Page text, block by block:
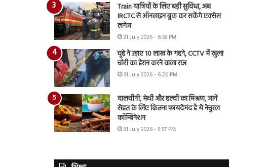
Train यात्रियों के लिए बड़ी सुविधा, अब
IRCTC से ऑनलाइन बुक कर सकेंगे एक्सेस
लगेज
31 July 2026 - 6:59 PM
चूहे ने उड़ाए 10 लाख के गहने, CCTV में खुला
चोरी का हैरान करने वाला राज
31 July 2026 - 6:26 PM
दालचीनी, मेथी और हल्दी का मिश्रण, जानें
सेहत के लिए कितना फायदेमंद है ये नेचुरल
कॉम्बिनेशन
31 July 2026 - 5:57 PM